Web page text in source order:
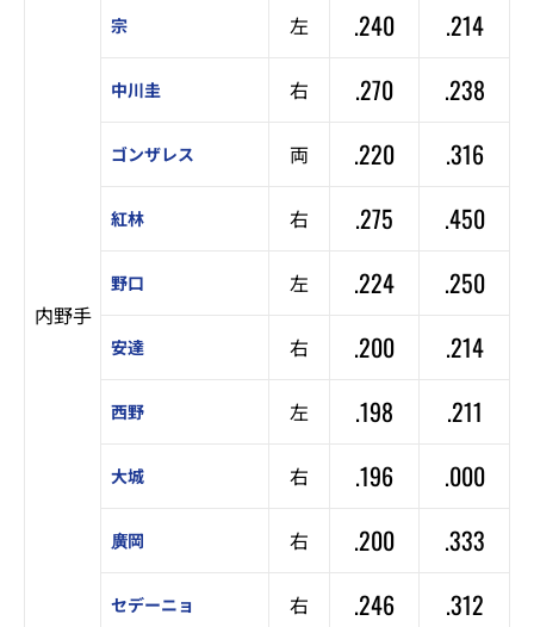
内野手
宗 左 .240 .214
中川圭 右 .270 .238
ゴンザレス 両 .220 .316
紅林 右 .275 .450
野口 左 .224 .250
安達 右 .200 .214
西野 左 .198 .211
大城 右 .196 .000
廣岡 右 .200 .333
セデーニョ 右 .246 .312